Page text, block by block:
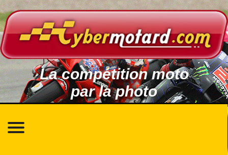
La compétition moto
par la photo